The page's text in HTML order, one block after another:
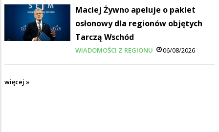
Maciej Żywno apeluje o pakiet
osłonowy dla regionów objętych
Tarczą Wschód
WIADOMOŚCI Z REGIONU 06/08/2026
więcej »